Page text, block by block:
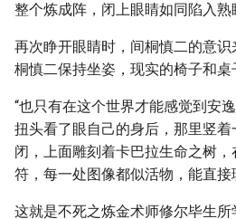
整个炼成阵，闭上眼睛如同陷入熟
再次睁开眼睛时，间桐慎二的意
桐慎二保持坐姿，现实的椅子和桌
“也只有在这个世界才能感觉到安
扭头看了眼自己的身后，那里竖
闭，上面雕刻着卡巴拉生命之树
符，每一处图像都似活物，能直接
这就是不死之炼金术师修尔毕生所